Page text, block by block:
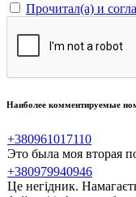
Прочитал(а) и
Наиболее комментируемые
+380961017110
Это была моя вторая
+380979940946
Це негідник.